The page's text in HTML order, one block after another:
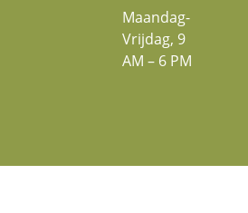
Maandag-
Vrijdag, 9
AM – 6 PM